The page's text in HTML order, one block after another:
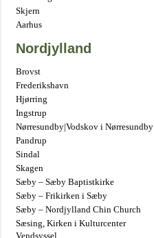
Skjern
Aarhus
Nordjylland
Brovst
Frederikshavn
Hjørring
Ingstrup
Nørresundby|Vodskov i Nørresundby
Pandrup
Sindal
Skagen
Sæby – Sæby Baptistkirke
Sæby – Frikirken i Sæby
Sæby – Nordjylland Chin Church
Sæsing, Kirken i Kulturcenter
Vendsyssel